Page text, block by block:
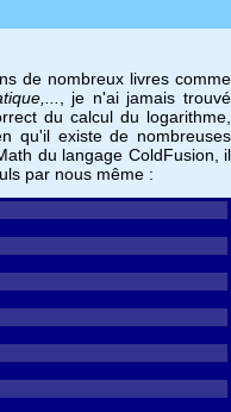
de nombreux livres comme
, je n'ai jamais trouvé
du calcul du logarithme,
qu'il existe de nombreuses
du langage ColdFusion, il
par nous même :